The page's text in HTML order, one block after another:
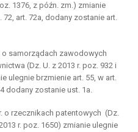
1376, z późn. zm.) zmianie
72, art. 72a, dodany zostanie art.
o samorządach zawodowych
(Dz. U. z 2013 r. poz. 932 i
ulegnie brzmienie art. 55, w art.
dodany zostanie ust. 1a.
o rzecznikach patentowych (Dz.
r. poz. 1650) zmianie ulegnie